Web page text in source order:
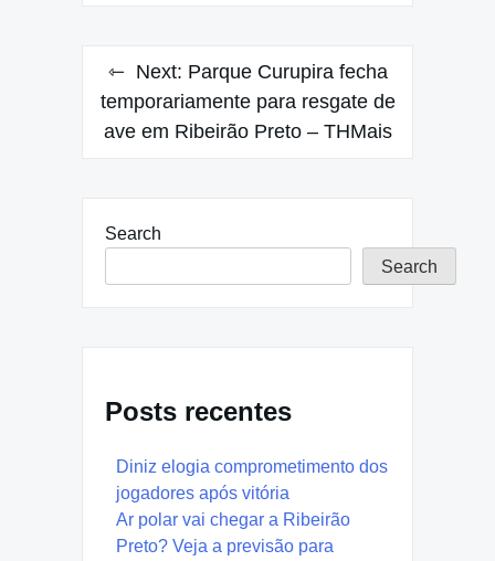
Next: Parque Curupira fecha
temporariamente para resgate de
ave em Ribeirão Preto – THMais
Search
Search
Posts recentes
Diniz elogia comprometimento dos
jogadores após vitória
Ar polar vai chegar a Ribeirão
Preto? Veja a previsão para